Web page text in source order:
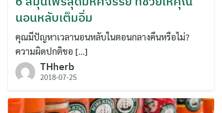
นอนหลับเต็มอิ่ม
คุณมีปัญหาเวลานอนหลับในตอนกลางคืนหรือไม่?
ความผิดปกติขอ […]
THherb
2018-07-25